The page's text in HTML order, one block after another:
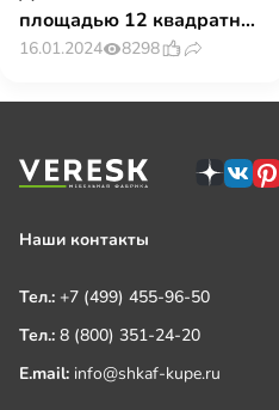
площадью 12 квадратных
метров: ваша зона
16.01.2024 8298
Наши контакты
Тел.: +7 (499) 455-96-50
Тел.: 8 (800) 351-24-20
E.mail: info@shkaf-kupe.ru